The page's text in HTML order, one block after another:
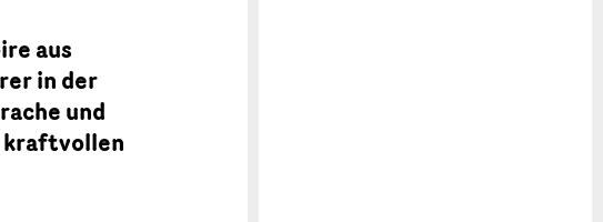
aus
in der
und
kraftvollen